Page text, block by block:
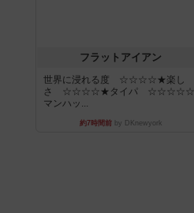
フラットアイアン
世界に浸れる度 ☆☆☆☆★楽し
さ ☆☆☆☆★タイパ ☆☆☆☆☆
マンハッ...
約7時間前by DKnewyork